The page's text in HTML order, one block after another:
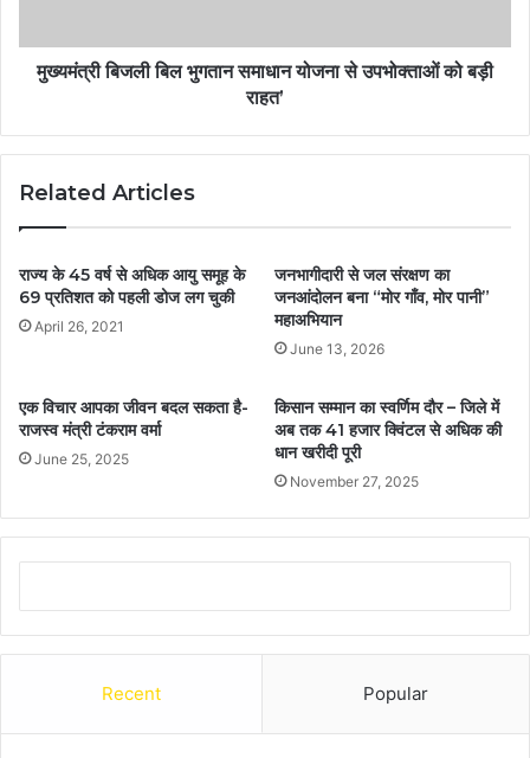
मुख्यमंत्री बिजली बिल भुगतान समाधान योजना से उपभोक्ताओं को बड़ी
राहत’
Related Articles
राज्य के 45 वर्ष से अधिक आयु समूह के
69 प्रतिशत को पहली डोज लग चुकी
April 26, 2021
जनभागीदारी से जल संरक्षण का
जनआंदोलन बना “मोर गाँव, मोर पानी”
महाअभियान
June 13, 2026
एक विचार आपका जीवन बदल सकता है-
राजस्व मंत्री टंकराम वर्मा
June 25, 2025
किसान सम्मान का स्वर्णिम दौर – जिले में
अब तक 41 हजार क्विंटल से अधिक की
धान खरीदी पूरी
November 27, 2025
Recent Popular